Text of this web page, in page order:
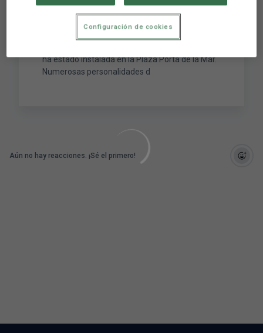
Cuestación Anual Contra el Cáncer, con la
ha estado instalada en la Plaza Porta de la Mar.
Numerosas personalidades d
Aún no hay reacciones. ¡Sé el primero!
Configuración de cookies